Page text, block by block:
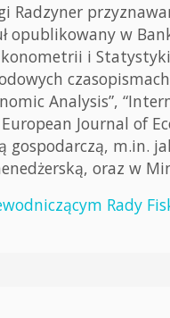
Radzyner
opublikowany w
i
Analysis”,
Journal of
gospodarczą, m.in.
oraz w
Rady